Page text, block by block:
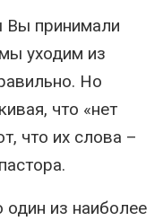
Вы принимали
уходим из
Но
что «нет
что их слова –
один из наиболее